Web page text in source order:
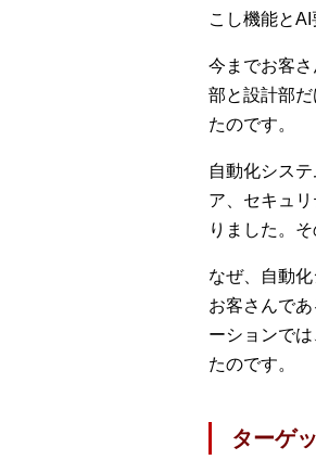
こし機能と
今までお客
部と設計部
たのです。
自動化シス
ア、セキュ
りました。
なぜ、自動
お客さんで
ーションで
たのです。
ターゲ